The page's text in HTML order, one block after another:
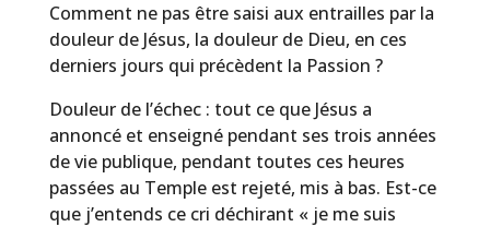
Comment ne pas être saisi aux entrailles par la
douleur de Jésus, la douleur de Dieu, en ces
derniers jours qui précèdent la Passion ?
Douleur de l’échec : tout ce que Jésus a
annoncé et enseigné pendant ses trois années
de vie publique, pendant toutes ces heures
passées au Temple est rejeté, mis à bas. Est-ce
que j’entends ce cri déchirant « je me suis